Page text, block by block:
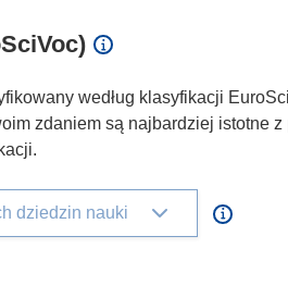
według klasyfikacji
zdaniem są najbardziej istotne
dziedzin nauki